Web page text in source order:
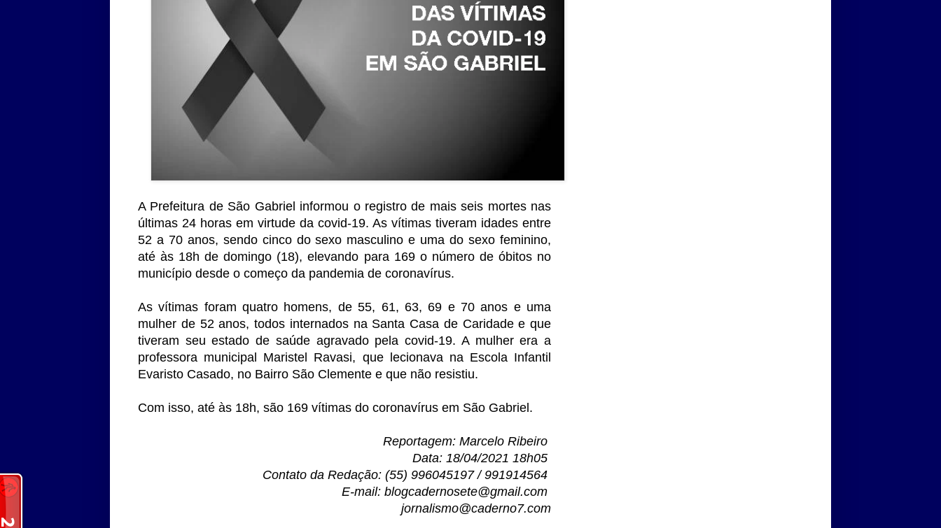
A Prefeitura de São Gabriel informou o registro de mais seis mortes nas
últimas 24 horas em virtude da covid-19. As vítimas tiveram idades entre
52 a 70 anos, sendo cinco do sexo masculino e uma do sexo feminino,
até às 18h de domingo (18), elevando para 169 o número de óbitos no
município desde o começo da pandemia de coronavírus.
As vítimas foram quatro homens, de 55, 61, 63, 69 e 70 anos e uma
mulher de 52 anos, todos internados na Santa Casa de Caridade e que
tiveram seu estado de saúde agravado pela covid-19. A mulher era a
professora municipal Maristel Ravasi, que lecionava na Escola Infantil
Evaristo Casado, no Bairro São Clemente e que não resistiu.
Com isso, até às 18h, são 169 vítimas do coronavírus em São Gabriel.
Reportagem: Marcelo Ribeiro
Data: 18/04/2021 18h05
Contato da Redação: (55) 996045197 / 991914564
E-mail: blogcadernosete@gmail.com
jornalismo@caderno7.com